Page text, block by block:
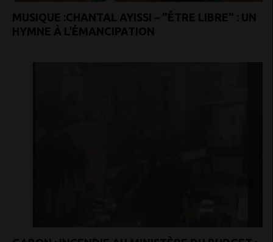
MUSIQUE :CHANTAL AYISSI – "ÊTRE LIBRE" : UN
HYMNE À L’ÉMANCIPATION